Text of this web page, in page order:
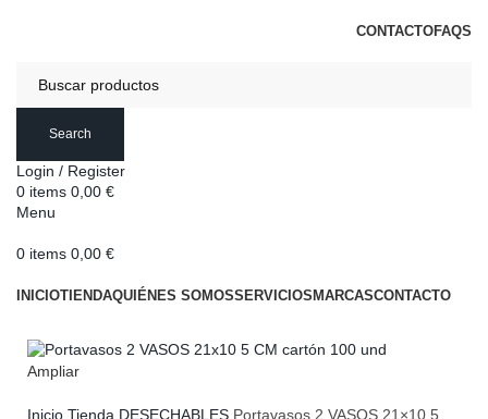
CONTACTOFAQS
Search
Login / Register
0 items 0,00 €
Menu
0 items 0,00 €
INICIOTIENDAQUIÉNES SOMOSSERVICIOS MARCASCONTACTO
Ampliar
Inicio Tienda DESECHABLES Portavasos 2 VASOS 21×10,5